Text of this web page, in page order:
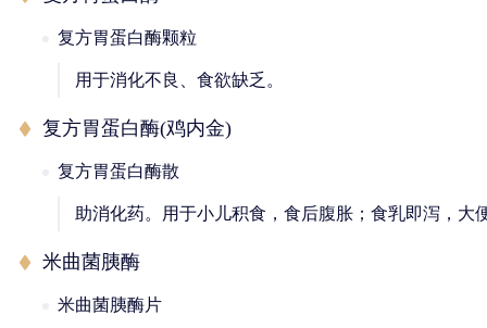
复方胃蛋白酶颗粒
用于消化不良、食欲缺乏。
复方胃蛋白酶(鸡内金)
复方胃蛋白酶散
助消化药。用于小儿积食，食后腹胀；食乳即泻，大
米曲菌胰酶
米曲菌胰酶片